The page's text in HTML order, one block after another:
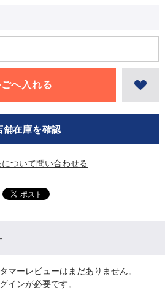
舗在庫を確認
ついて問い合わせる
マーレビューはまだありません。
インが必要です。